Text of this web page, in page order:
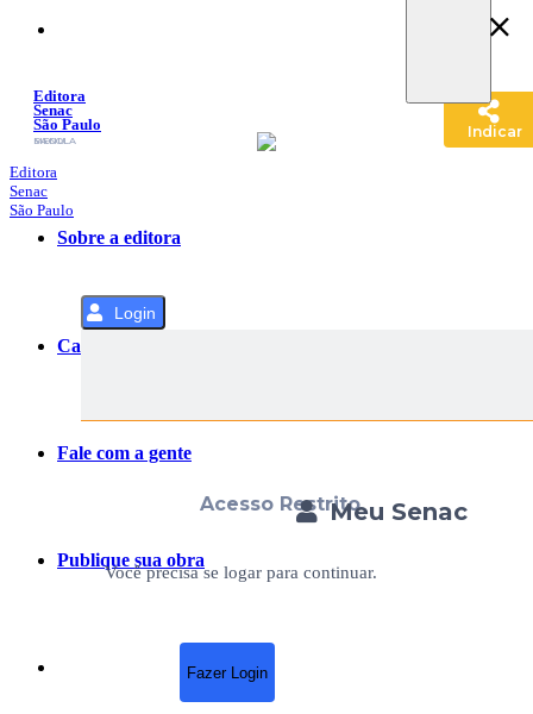
Conteúdo
Editora
Senac
São Paulo
SACOLA
MENU
Editora
Senac
São Paulo
Sobre a editora
Categorias
Fale com a gente
Publique sua obra
Login
Meu Senac
Acesso Restrito
Você precisa se logar para continuar.
Fazer Login
Indicar